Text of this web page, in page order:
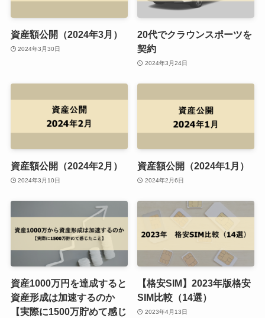
資産額公開（2024年3月）
2024年3月30日
20代でクラウンスポーツを
契約
2024年3月24日
資産額公開（2024年2月）
2024年3月10日
資産額公開（2024年1月）
2024年2月6日
資産1000万円を達成すると
資産形成は加速するのか
【実際に1500万貯めて感じ
【格安SIM】2023年版格安
SIM比較（14選）
2023年4月13日